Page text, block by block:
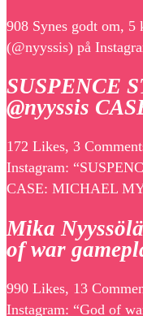
908 Synes godt om, 5
(@nyyssis) på
SUSPENCE
@nyyssis
172 Likes, 3
Instagram:
CASE: MICHAEL
Mika
of war
990 Likes, 13
Instagram: “God of